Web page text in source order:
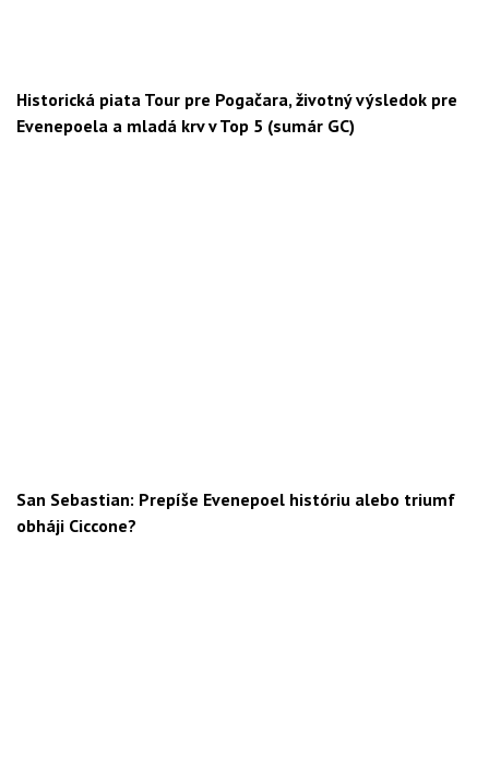
Historická piata Tour pre Pogačara, životný výsledok pre
Evenepoela a mladá krv v Top 5 (sumár GC)
San Sebastian: Prepíše Evenepoel históriu alebo triumf
obháji Ciccone?